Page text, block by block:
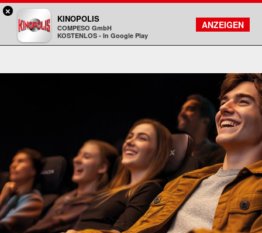
Kinopolis
FILMSUCHE
KONTO
×
KINOPOLIS
COMPESO GmbH
KOSTENLOS - In Google Play
ANZEIGEN